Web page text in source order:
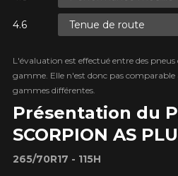
Présentation du
SCORPION AS
265/70R17 - 115H
Tenue de route
L'évaluation est effectué entre des
gamme. Elle n'est donc pas comparable
gammes différentes.